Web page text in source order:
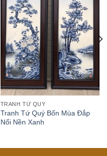
TRANH TỨ QUÝ
Tranh Tứ Quý Bốn Mùa Đắp
Nổi Nền Xanh